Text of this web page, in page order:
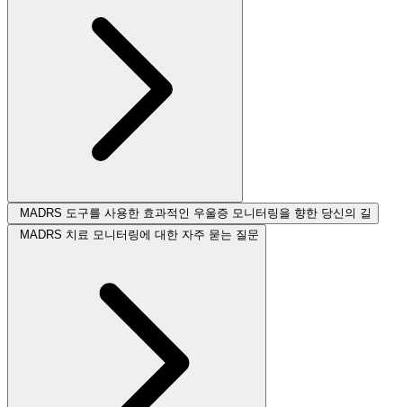
MADRS 도구를 사용한 효과적인 우울증 모니터링을 향한 당신의 길
MADRS 치료 모니터링에 대한 자주 묻는 질문